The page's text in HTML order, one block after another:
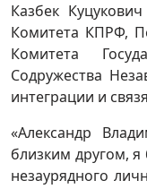
Казбек Куцукович
Комитета КПРФ,
Комитета
Содружества
интеграции и
«Александр
близким другом,
незаурядного